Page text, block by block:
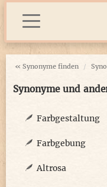
« Synonyme finden
Synonyme und
Farbgestaltung
Farbgebung
Altrosa